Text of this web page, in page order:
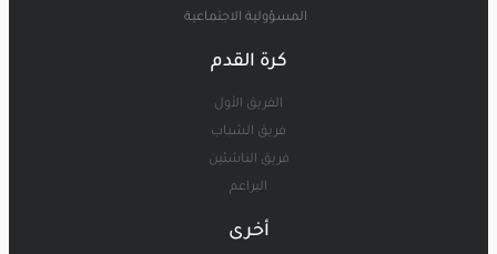
المسؤولية الاجتماعية
كرة القدم
الفريق الأول
فريق الشباب
فريق الناشئين
البراعم
أخرى